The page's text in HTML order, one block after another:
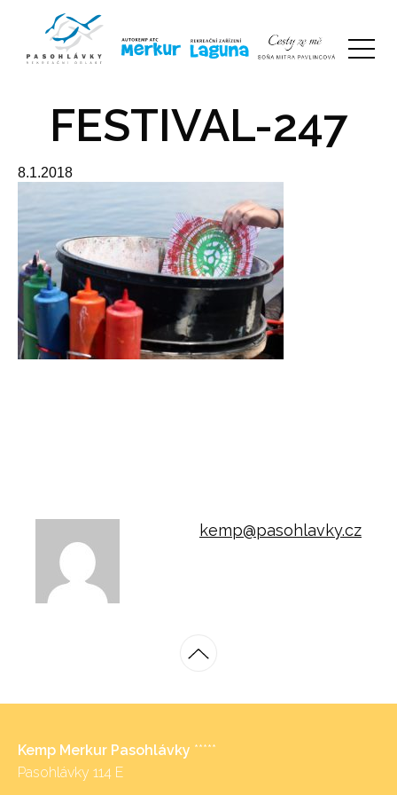
FESTIVAL-247
8.1.2018
kemp@pasohlavky.cz
Kemp Merkur Pasohlávky *****
Pasohlávky 114 E